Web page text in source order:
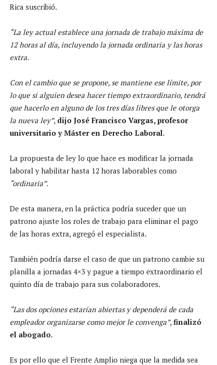
Rica suscribió.
“La ley actual establece una jornada de trabajo máxima de
12 horas al día, incluyendo la jornada ordinaria y las horas
extra.
Con el cambio que se propone, se mantiene ese límite, por
lo que si alguien desea hacer tiempo extraordinario, tendrá
que hacerlo en alguno de los tres días libres que le otorga
la nueva ley”, dijo José Francisco Vargas, profesor
universitario y Máster en Derecho Laboral.
La propuesta de ley lo que hace es modificar la jornada
laboral y habilitar hasta 12 horas laborables como
“ordinaria”.
De esta manera, en la práctica podría suceder que un
patrono ajuste los roles de trabajo para eliminar el pago
de las horas extra, agregó el especialista.
También podría darse el caso de que un patrono cambie su
planilla a jornadas 4×3 y pague a tiempo extraordinario el
quinto día de trabajo para sus colaboradores.
“Las dos opciones estarían abiertas y dependerá de cada
empleador organizarse como mejor le convenga”, finalizó
el abogado.
Es por ello que el Frente Amplio niega que la medida sea